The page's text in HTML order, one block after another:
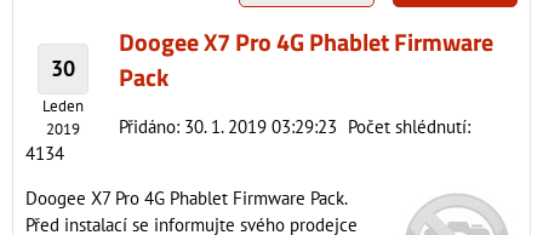
30
Leden
2019
Doogee X7 Pro 4G Phablet Firmware
Pack
Přidáno: 30. 1. 2019 03:29:23 Počet shlédnutí:
4134
Doogee X7 Pro 4G Phablet Firmware Pack.
Před instalací se informujte svého prodejce